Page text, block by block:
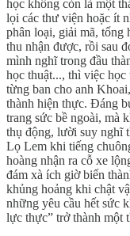
học không còn là một
lọi các thư viện hoặc ít
phân loại, giải mã, tổng
thu nhận được, rồi sau
mình nghĩ trong đầu
học thuật..., thì việc
từng ban cho anh
thành hiện thực. Đáng
trang sức bề ngoài, mà
thụ động, lười suy nghĩ
Lọ Lem khi tiếng
hoàng nhận ra cỗ xe
đám xà ích giờ biến
khủng hoảng khi chật
những yêu cầu hết sức
lực thực” trở thành một